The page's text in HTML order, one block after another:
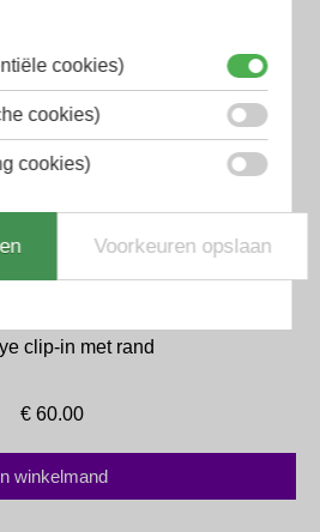
clip-in met rand
€60.00
winkelmand
cookies)
cookies)
cookies)
Voorkeuren opslaan